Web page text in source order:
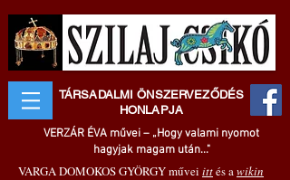
TÁRSADALMI ÖNSZERVEZŐDÉS
HONLAPJA
VERZÁR ÉVA művei – „Hogy valami nyomot
hagyjak magam után..."
VARGA DOMOKOS GYÖRGY művei ittés awikin